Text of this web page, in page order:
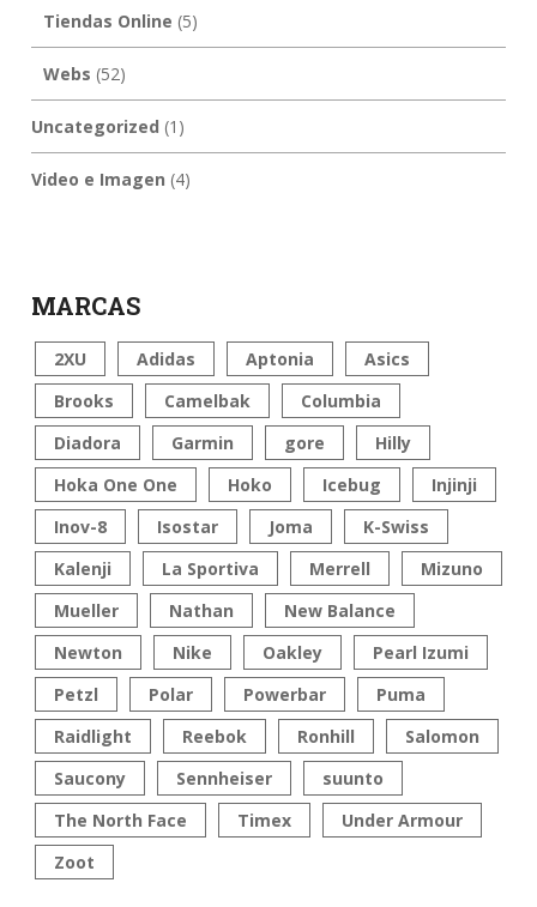
Tiendas Online (5)
Webs (52)
Uncategorized (1)
Video e Imagen (4)
MARCAS
2XU Adidas Aptonia
Asics
Brooks
Camelbak
Columbia
Diadora
Garmin gore
Hilly
Hoka One One
Hoko Icebug
Injinji
Inov-8
Isostar Joma
K-Swiss
Kalenji
La Sportiva Merrell
Mizuno
Mueller
Nathan
New Balance
Newton
Nike Oakley
Pearl Izumi
Petzl
Polar Powerbar
Puma
Raidlight
Reebok Ronhill
Salomon
Saucony
Sennheiser
suunto
The North Face
Timex
Under Armour
Zoot